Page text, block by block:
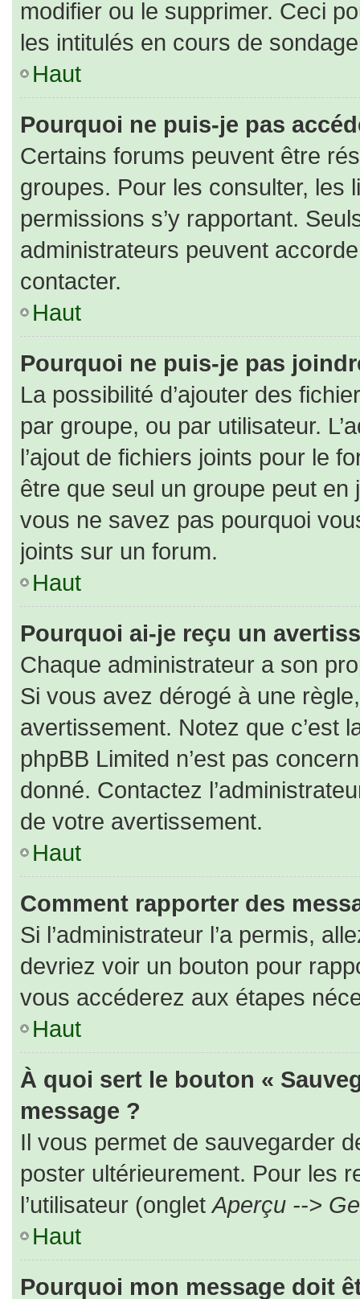
modifier ou le supprimer. Ceci
les intitulés en cours de
Haut
Pourquoi ne puis-je pas
Certains forums peuvent être
groupes. Pour les consulter, les
permissions s’y rapportant.
administrateurs peuvent
contacter.
Haut
Pourquoi ne puis-je pas
La possibilité d’ajouter des
par groupe, ou par utilisateur.
l’ajout de fichiers joints pour le
être que seul un groupe peut en
vous ne savez pas pourquoi
joints sur un forum.
Haut
Pourquoi ai-je reçu un
Chaque administrateur a son
Si vous avez dérogé à une
avertissement. Notez que c’est
phpBB Limited n’est pas
donné. Contactez
de votre avertissement.
Haut
Comment rapporter des
Si l’administrateur l’a permis,
devriez voir un bouton pour
vous accéderez aux étapes
Haut
À quoi sert le bouton «
message ?
Il vous permet de sauvegarder
poster ultérieurement. Pour les
l’utilisateur (ongletAperçu -->
Haut
Pourquoi mon message doit